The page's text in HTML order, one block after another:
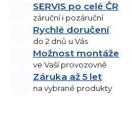
SERVIS po celé ČR
záruční i pozáruční
Rychlé doručení
do 2 dnů u Vás
Možnost montáže
ve Vaší provozovně
Záruka až 5 let
na vybrané produkty